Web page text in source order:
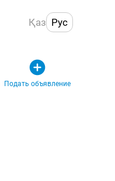
Қаз Рус
Подать объявление